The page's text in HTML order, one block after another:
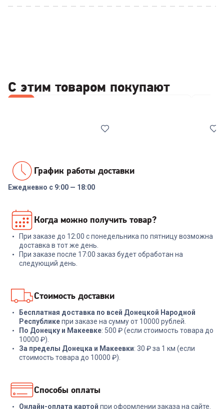
С этим товаром покупают
Реле напряжения Rucelf
SRW-16A 3кВА
+ 47 бонусов
1 599₽
ИнСтаб IS1000 800Вт 1000ВА
15 999₽
График работы доставки
Ежедневно с 9:00 — 18:00
Когда можно получить товар?
При заказе до 12:00 с понедельника по пятницу возможна
доставка в тот же день.
При заказе после 17:00 заказ будет обработан на
следующий день.
Стоимость доставки
Бесплатная доставка по всей Донецкой Народной
Республикепри заказе на сумму от 10000 рублей.
По Донецку и Макеевке: 500 ₽ (если стоимость товара до
10000 ₽).
За пределы Донецка и Макеевки: 30 ₽ за 1 км (если
стоимость товара до 10000 ₽).
Способы оплаты
Онлайн-оплата картой при оформлении заказа на сайте.